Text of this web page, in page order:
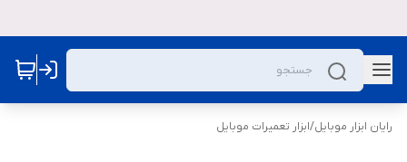
رایان ابزار موبایل/ابزار تعمیرات موبایل